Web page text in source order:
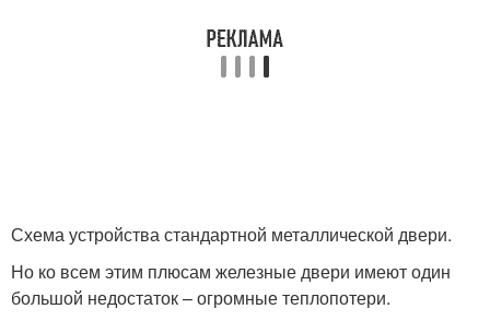
Схема устройства стандартной металлической двери.
Но ко всем этим плюсам железные двери имеют один
большой недостаток – огромные теплопотери.